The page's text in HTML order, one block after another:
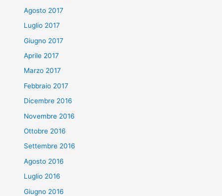
Agosto 2017
Luglio 2017
Giugno 2017
Aprile 2017
Marzo 2017
Febbraio 2017
Dicembre 2016
Novembre 2016
Ottobre 2016
Settembre 2016
Agosto 2016
Luglio 2016
Giugno 2016